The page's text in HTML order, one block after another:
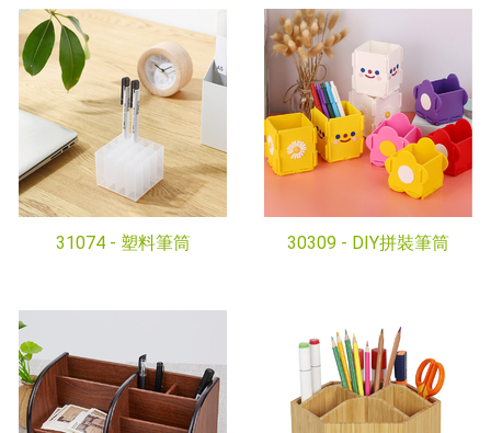
31074 - 塑料筆筒 30309 - DIY拼裝筆筒